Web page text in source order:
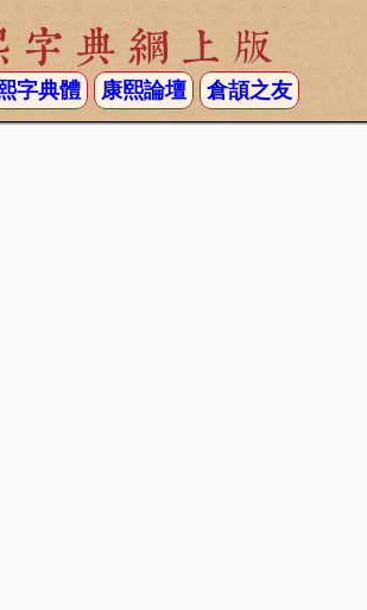
字典網上版
字典體 康熙論壇 倉頡之友